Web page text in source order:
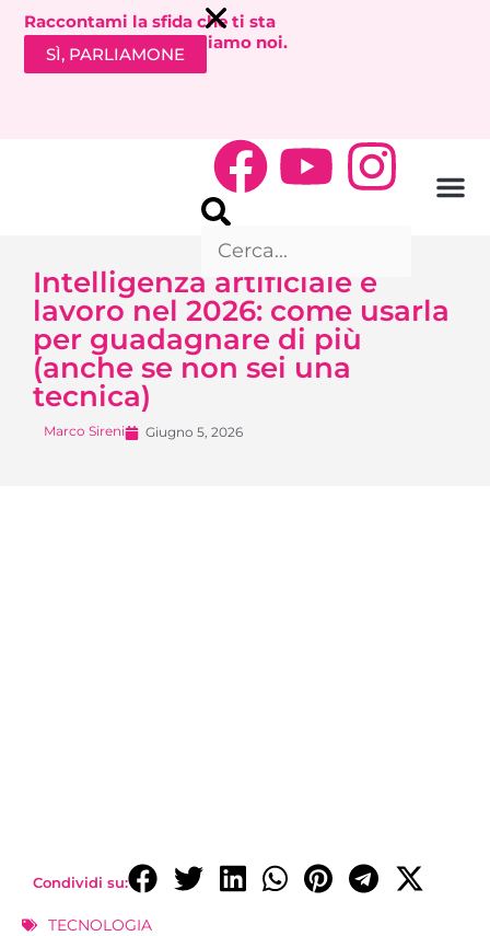
Raccontami la sfida che ti sta
bloccando. Ti richiamiamo noi.
SÌ, PARLIAMONE
Intelligenza artificiale e
lavoro nel 2026: come usarla
per guadagnare di più
(anche se non sei una
tecnica)
Marco Sireni Giugno 5, 2026
Condividi su:
TECNOLOGIA